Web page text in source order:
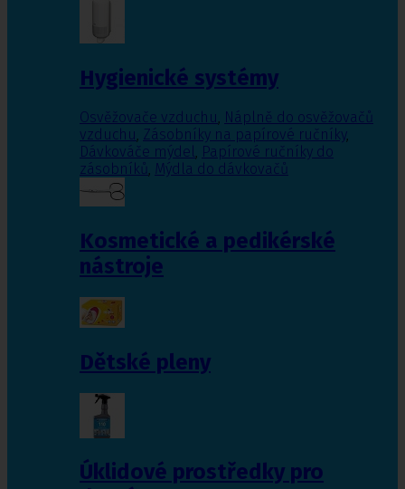
Hygienické systémy
Osvěžovače vzduchu, Náplně do osvěžovačů
vzduchu, Zásobníky na papírové ručníky,
Dávkováče mýdel, Papírové ručníky do
zásobníků, Mýdla do dávkovačů
Kosmetické a pedikérské
nástroje
Dětské pleny
Úklidové prostředky pro